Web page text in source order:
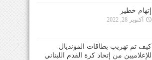
إتهام خطير
أكتوبر 28, 2022
كيف تم تهريب بطاقات المونديال
للإعلاميين من إتحاد كرة القدم اللبناني